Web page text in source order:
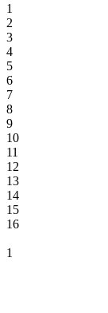
1
2
3
4
5
6
7
8
9
10
11
12
13
14
15
16
1